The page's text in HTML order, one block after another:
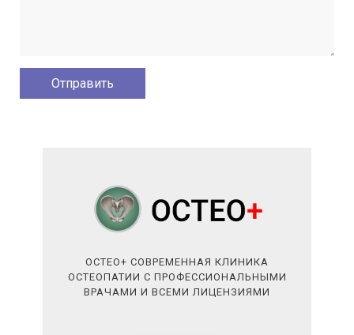
ОСТЕО+ СОВРЕМЕННАЯ КЛИНИКА
ОСТЕОПАТИИ С ПРОФЕССИОНАЛЬНЫМИ
ВРАЧАМИ И ВСЕМИ ЛИЦЕНЗИЯМИ